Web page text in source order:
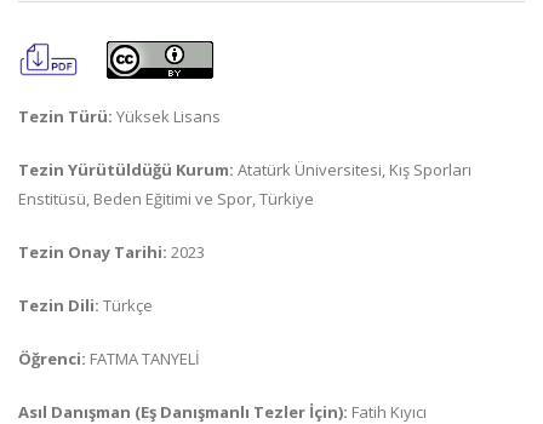
Tezin Türü: Yüksek Lisans
Tezin Yürütüldüğü Kurum: Atatürk Üniversitesi, Kış Sporları
Enstitüsü, Beden Eğitimi ve Spor, Türkiye
Tezin Onay Tarihi: 2023
Tezin Dili: Türkçe
Öğrenci: FATMA TANYELİ
Asıl Danışman (Eş Danışmanlı Tezler İçin): Fatih Kıyıcı